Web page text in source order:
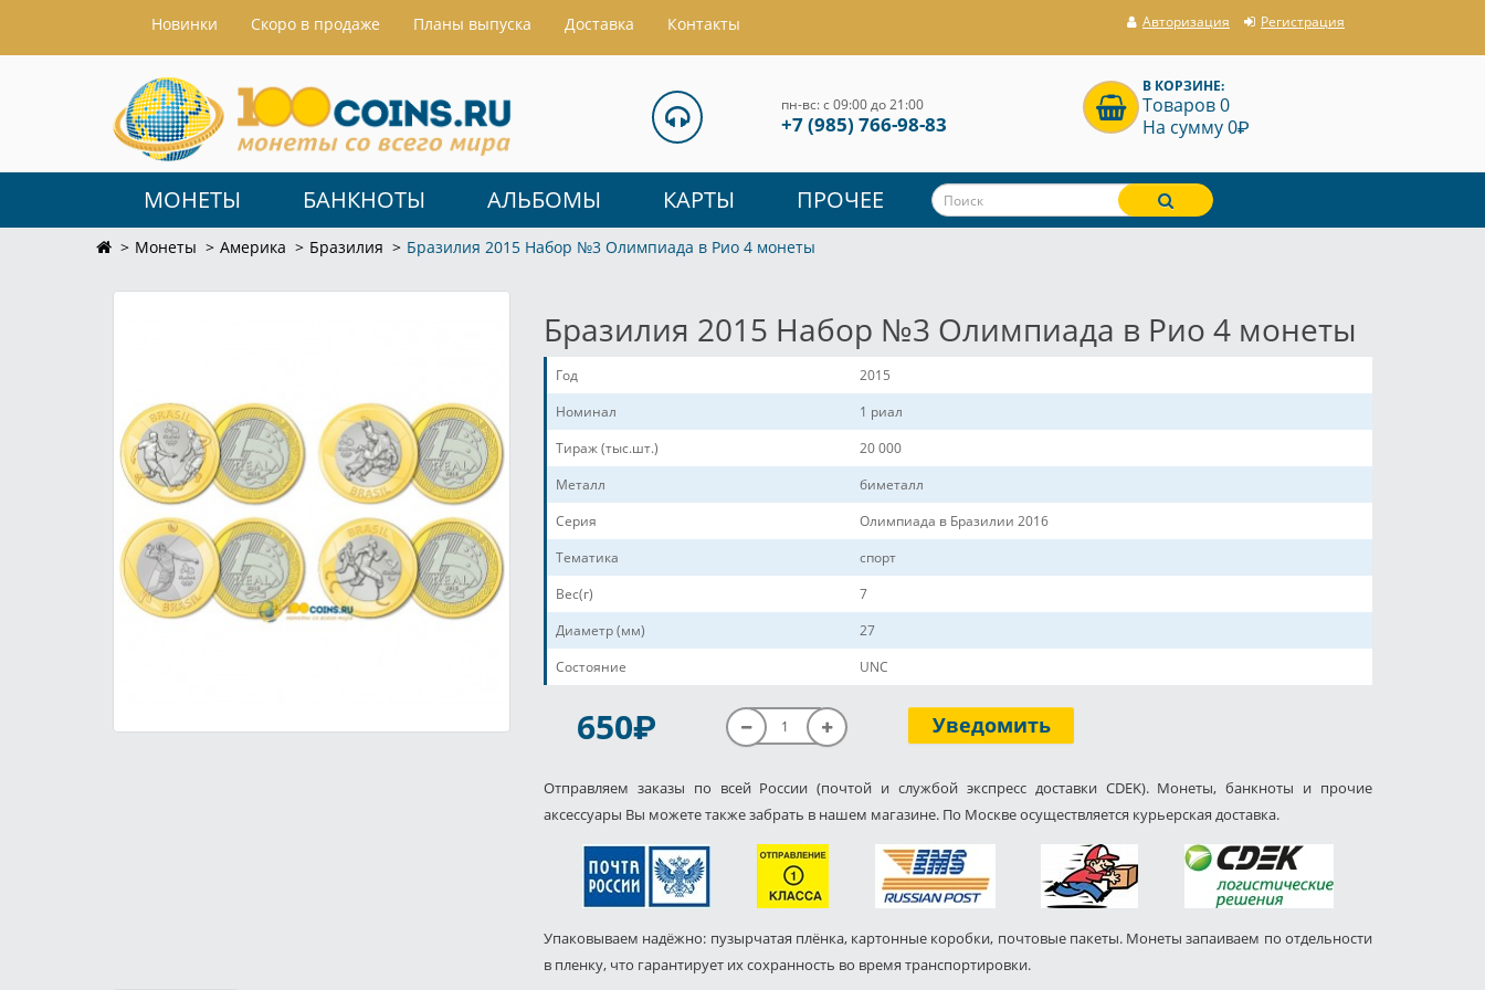
Hовинки Скоро в продаже Планы выпуска Доставка Контакты Авторизация Регистрация
пн-вс: с 09:00 до 21:00
+7 (985) 766-98-83
В КОРЗИНЕ:
Товаров 0
На сумму 0P
МОНЕТЫ БАНКНОТЫ АЛЬБОМЫ КАРТЫ ПРОЧЕЕ
Монеты Америка Бразилия Бразилия 2015 Набор №3 Олимпиада в Рио 4 монеты
Бразилия 2015 Набор №3 Олимпиада в Рио 4 монеты
Год
2015
Номинал
1 риал
Тираж (тыс.шт.)
20 000
Металл
биметалл
Серия
Олимпиада в Бразилии 2016
Тематика
спорт
Вес(г)
7
Диаметр (мм)
27
Состояние
UNC
650P Уведомить
Отправляем заказы по всей России (почтой и службой экспресс доставки CDEK). Монеты, банкноты и прочие
аксессуары Вы можете также забрать в нашем магазине. По Москве осуществляется курьерская доставка.
Упаковываем надёжно: пузырчатая плёнка, картонные коробки, почтовые пакеты. Монеты запаиваем по отдельности
в пленку, что гарантирует их сохранность во время транспортировки.